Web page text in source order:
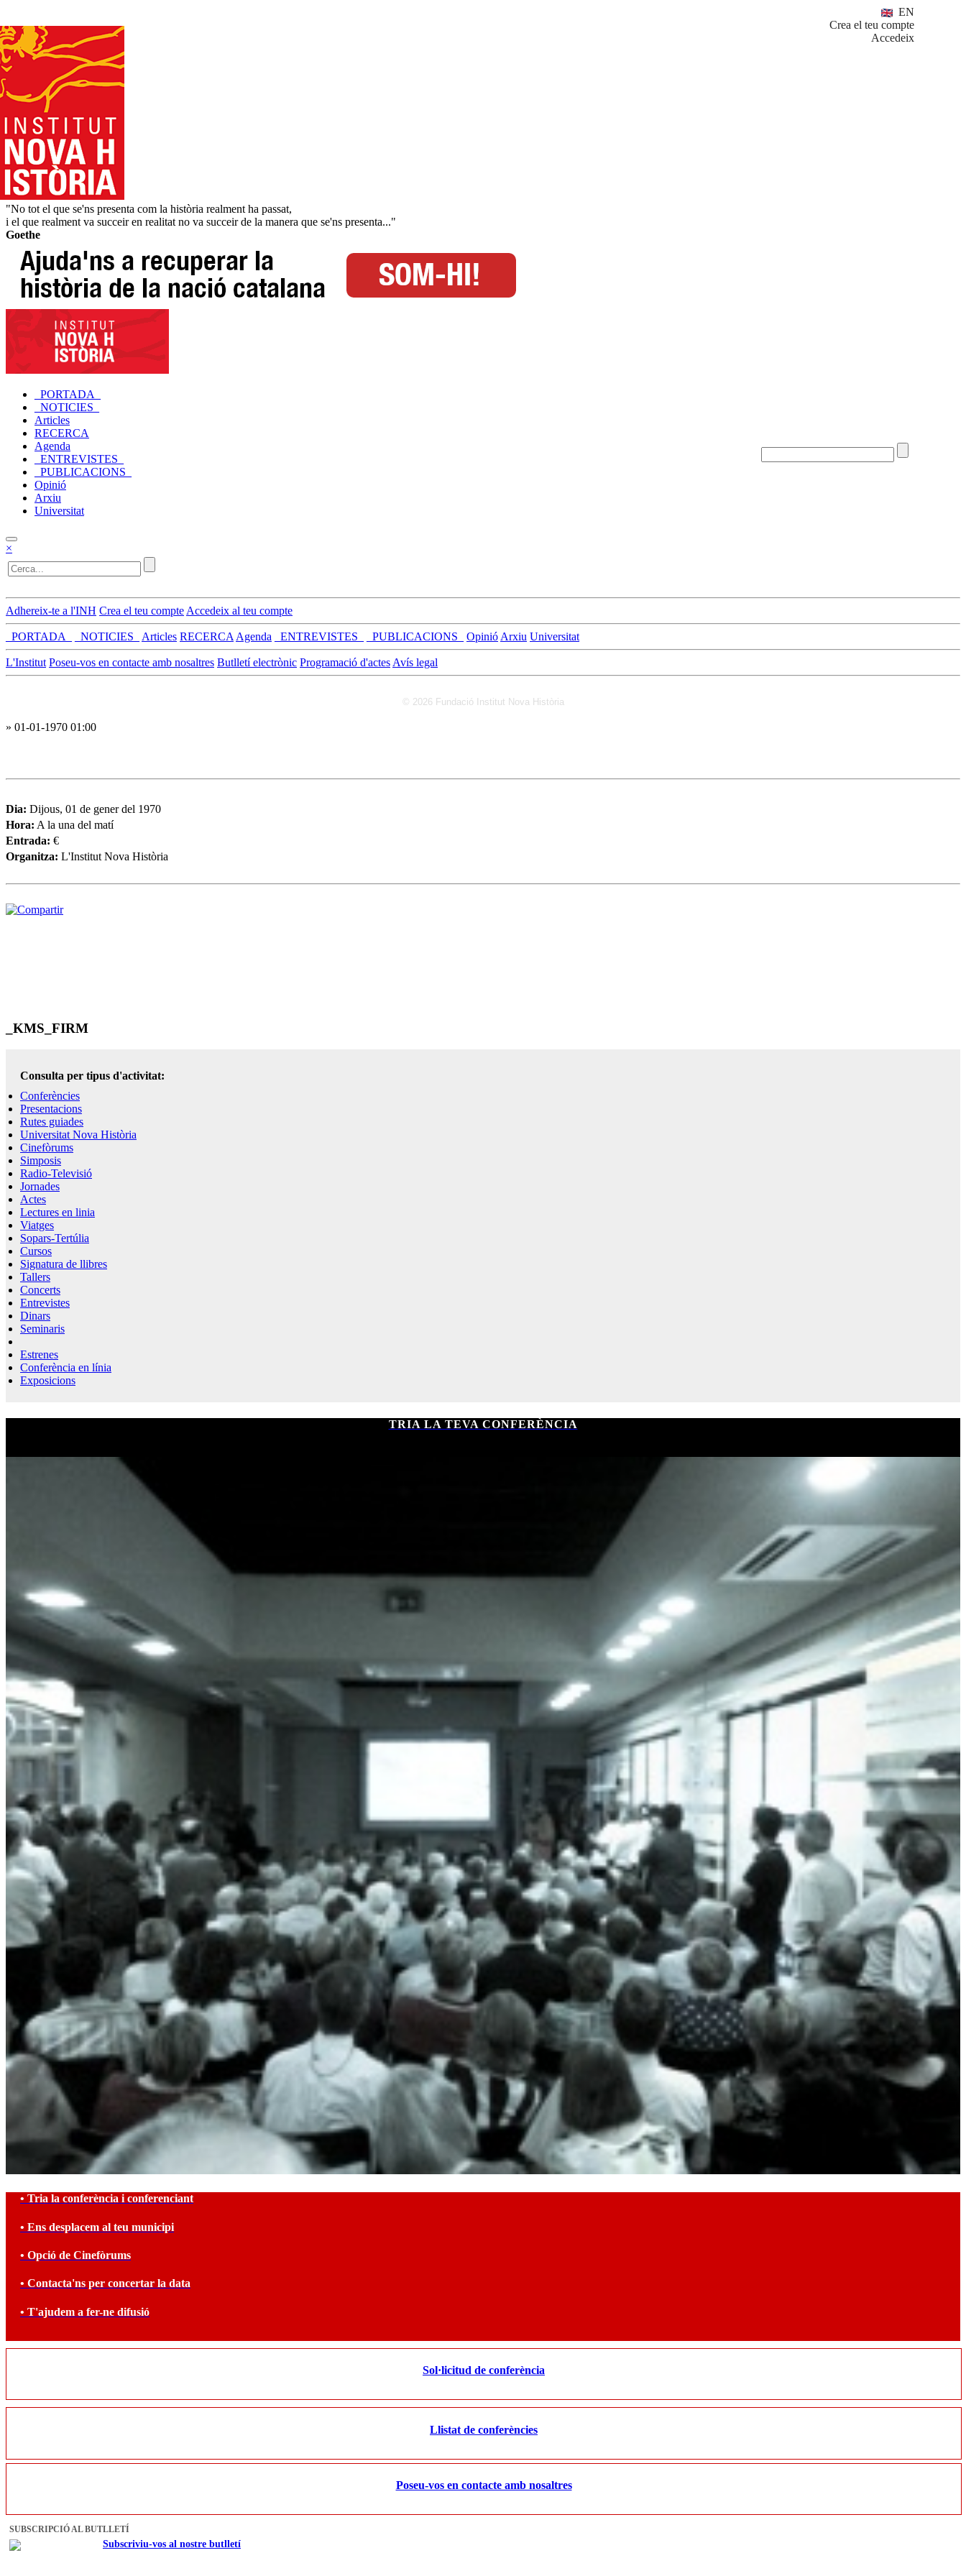
EN
Crea el teu compte
Accedeix
"No tot el que se'ns presenta com la història realment ha passat,
i el que realment va succeir en realitat no va succeir de la manera que se'ns presenta..."
Goethe
_PORTADA_
_NOTICIES_
Articles
RECERCA
Agenda
_ENTREVISTES_
_PUBLICACIONS_
Opinió
Arxiu
Universitat
×
Adhereix-te a l'INH Crea el teu compte Accedeix al teu compte
_PORTADA_ _NOTICIES_ Articles RECERCA Agenda _ENTREVISTES_ _PUBLICACIONS_ Opinió Arxiu Universitat
L'Institut Poseu-vos en contacte amb nosaltres Butlletí electrònic Programació d'actes Avís legal
© 2026 Fundació Institut Nova Història
» 01-01-1970 01:00
Dia: Dijous, 01 de gener del 1970
Hora: A la una del matí
Entrada: €
Organitza: L'Institut Nova Història
_KMS_FIRM
Consulta per tipus d'activitat:
Conferències
Presentacions
Rutes guiades
Universitat Nova Història
Cinefòrums
Simposis
Radio-Televisió
Jornades
Actes
Lectures en linia
Viatges
Sopars-Tertúlia
Cursos
Signatura de llibres
Tallers
Concerts
Entrevistes
Dinars
Seminaris
Estrenes
Conferència en línia
Exposicions
TRIA LA TEVA CONFERÈNCIA
• Tria la conferència i conferenciant
• Ens desplacem al teu municipi
• Opció de Cinefòrums
• Contacta'ns per concertar la data
• T'ajudem a fer-ne difusió
Sol·licitud de conferència
Llistat de conferències
Poseu-vos en contacte amb nosaltres
SUBSCRIPCIÓ AL BUTLLETÍ
Subscriviu-vos al nostre butlletí